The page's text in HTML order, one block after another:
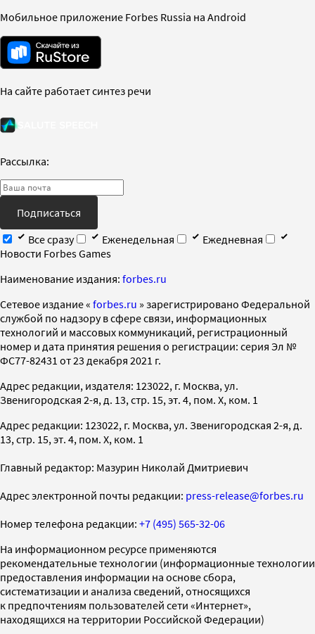
Мобильное приложение Forbes Russia на Android
На сайте работает синтез речи
Рассылка:
Подписаться
Все сразу
Еженедельная
Ежедневная
Новости Forbes Games
Наименование издания: forbes.ru
Cетевое издание « forbes.ru » зарегистрировано Федеральной
службой по надзору в сфере связи, информационных
технологий и массовых коммуникаций, регистрационный
номер и дата принятия решения о регистрации: серия Эл №
ФС77-82431 от 23 декабря 2021 г.
Адрес редакции, издателя: 123022, г. Москва, ул.
Звенигородская 2-я, д. 13, стр. 15, эт. 4, пом. X, ком. 1
Адрес редакции: 123022, г. Москва, ул. Звенигородская 2-я, д.
13, стр. 15, эт. 4, пом. X, ком. 1
Главный редактор: Мазурин Николай Дмитриевич
Адрес электронной почты редакции: press-release@forbes.ru
Номер телефона редакции: +7 (495) 565-32-06
На информационном ресурсе применяются
рекомендательные технологии (информационные технологии
предоставления информации на основе сбора,
систематизации и анализа сведений, относящихся
к предпочтениям пользователей сети «Интернет»,
находящихся на территории Российской Федерации)